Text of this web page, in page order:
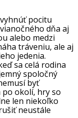
pocitu
dňa aj
alebo medzi
tráveniu, ale aj
jedenia.
sa celá rodina
spoločný
byť
okolí, hry so
len niekoľko
neustále